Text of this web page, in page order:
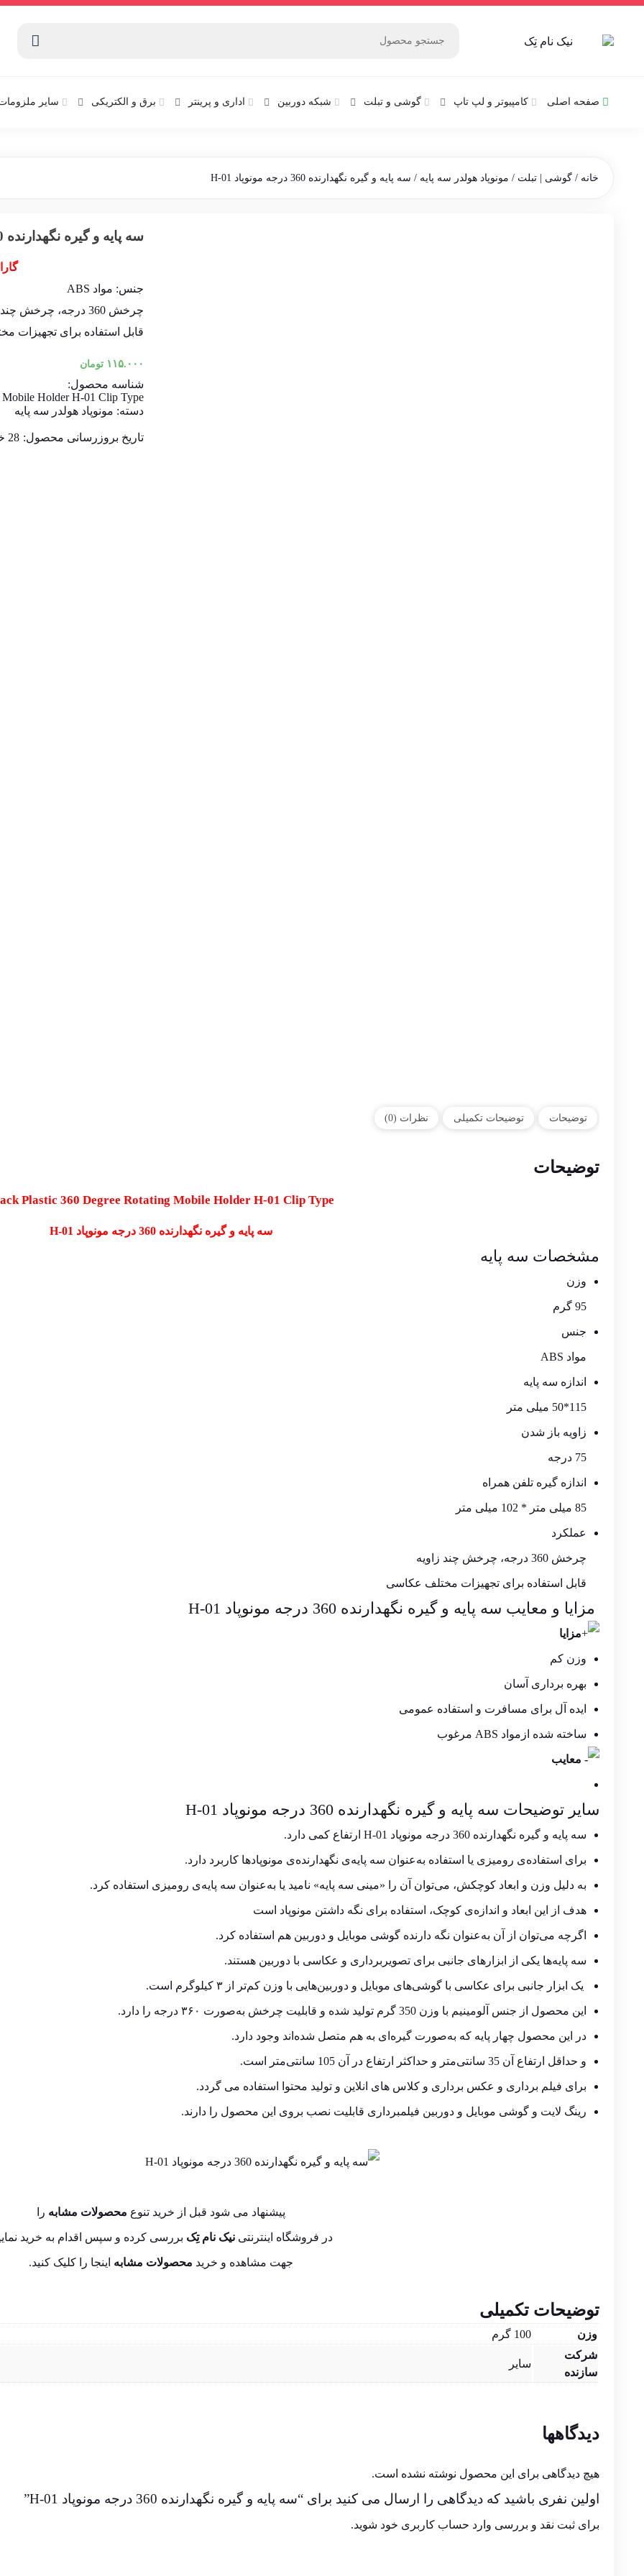
صفحه اصلی کامپیوتر و‌‌‌‌‌ لپ تاپ گوشی و تبلت شبکه دوربین اداری و پرینتر برق و الکتریکی سایر
خانه / گوشی | تبلت / مونوپاد هولدر سه پایه / سه پایه و گیره نگهدارنده 360 درجه مونوپاد H-01
سه پایه و گیره نگهدارنده 360 درجه مونوپاد H-01
جنس: مواد ABS
چرخش 360 درجه، چرخش چند زاویه
قابل استفاده برای تجهیزات
۱۱۵.۰۰۰ تومان
شناسه محصول:
Mobile Holder H-01 Clip Type
دسته: مونوپاد هولدر سه پایه
تاریخ بروزرسانی محصول: 28 خرداد 1403
توضیحات توضیحات تکمیلی نظرات (0)
توضیحات
Plastic 360 Degree Rotating Mobile Holder H-01 Clip Type
سه پایه و گیره نگهدارنده 360 درجه مونوپاد H-01
مشخصات سه پایه
وزن
95 گرم
جنس
مواد ABS
اندازه سه پایه
115*50 میلی متر
زاویه باز شدن
75 درجه
اندازه گیره تلفن همراه
85 میلی متر * 102 میلی متر
عملکرد
چرخش 360 درجه، چرخش چند زاویه
قابل استفاده برای تجهیزات مختلف عکاسی
مزایا و معایب سه پایه و گیره نگهدارنده 360 درجه مونوپاد H-01
مزایا
وزن کم
بهره برداری آسان
ایده آل برای مسافرت و استفاده عمومی
ساخته شده ازمواد ABS مرغوب
معایب
سایر توضیحات سه پایه و گیره نگهدارنده 360 درجه مونوپاد H-01
سه پایه و گیره نگهدارنده 360 درجه مونوپاد H-01 ارتفاع کمی دارد.
برای استفاده‌ی رومیزی یا استفاده به‌عنوان سه‌ پایه‌ی نگهدارنده‌ی مونوپادها کاربرد دارد.
به دلیل وزن و ابعاد کوچکش، می‌توان آن را «مینی سه‌ پایه» نامید یا به‌عنوان سه‌ پایه‌ی رومیزی استفاده کرد.
هدف از این ابعاد و اندازه‌ی کوچک، استفاده برای نگه‌ داشتن مونوپاد است
اگرچه می‌توان از آن به‌عنوان نگه‌ دارنده‌ گوشی موبایل و دوربین هم استفاده کرد.
سه پایه‌ها یکی از ابزارهای جانبی برای تصویربرداری و عکاسی با دوربین هستند.
یک ابزار جانبی برای عکاسی با گوشی‌های موبایل و دوربین‌هایی با وزن کم‌تر از ۳ کیلوگرم است.
این محصول از جنس آلومینیم با وزن 350 گرم تولید شده و قابلیت چرخش به‌صورت ۳۶۰ درجه را دارد.
در این محصول چهار پایه که به‌صورت گیره‌ای به هم متصل شده‌اند وجود دارد.
و حداقل ارتفاع آن 35 سانتی‌متر و حداکثر ارتفاع در آن 105 سانتی‌متر است.
برای فیلم برداری و عکس برداری و کلاس های انلاین و تولید محتوا استفاده می گردد.
رینگ لایت و گوشی موبایل و دوربین فیلمبرداری قابلیت نصب بروی این محصول را دارند.
پیشنهاد می شود قبل از خرید تنوع محصولات مشابه را
در فروشگاه اینترنتی نیک نام تِک بررسی کرده و سپس اقدام به خرید
جهت مشاهده و خرید محصولات مشابه اینجا را کلیک کنید.
توضیحات تکمیلی
وزن
100 گرم
شرکت
سازنده
سایر
دیدگاهها
هیچ دیدگاهی برای این محصول نوشته نشده است.
اولین نفری باشید که دیدگاهی را ارسال می کنید برای “سه پایه و گیره نگهدارنده 360 درجه مونوپاد H-01”
برای ثبت نقد و بررسی وارد حساب کاربری خود شوید.